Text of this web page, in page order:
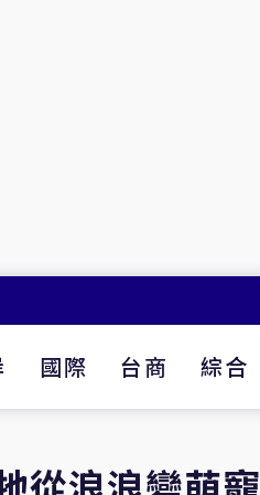
國際 台商 綜合